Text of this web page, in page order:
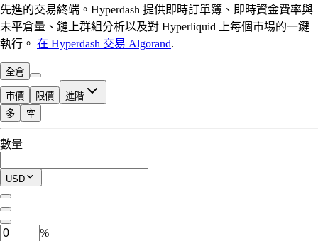
先進的交易終端。Hyperdash 提供即時訂單簿、即時資金費率與
未平倉量、鏈上群組分析以及對 Hyperliquid 上每個市場的一鍵
執行。 在 Hyperdash 交易 Algorand.
全倉
市價 限價 進階
可交易額度
$0.00
當前持倉
0ALGO
多 空
數量
USD
%